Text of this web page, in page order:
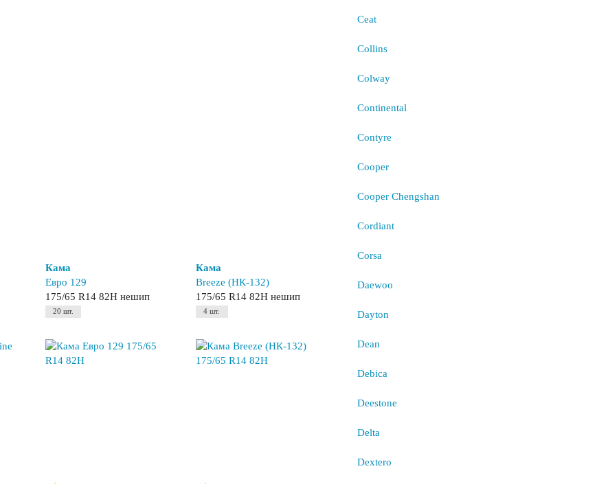
Кама
Евро 129
175/65 R14 82H нешип
20 шт.
Кама
Breeze (НК-132)
175/65 R14 82H нешип
4 шт.
Ceat
Collins
Colway
Continental
Contyre
Cooper
Cooper Chengshan
Cordiant
Corsa
Daewoo
Dayton
Dean
Debica
Deestone
Delta
Dextero